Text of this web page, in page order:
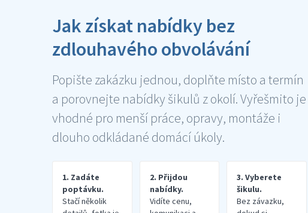
Jak získat nabídky bez
zdlouhavého obvolávání
Popište zakázku jednou, doplňte místo a termín
a porovnejte nabídky šikulů z okolí. Vyřešmito je
vhodné pro menší práce, opravy, montáže i
dlouho odkládané domácí úkoly.
1. Zadáte
poptávku.
Stačí několik
2. Přijdou
nabídky.
Vidíte cenu,
3. Vyberete
šikulu.
Bez závazku,